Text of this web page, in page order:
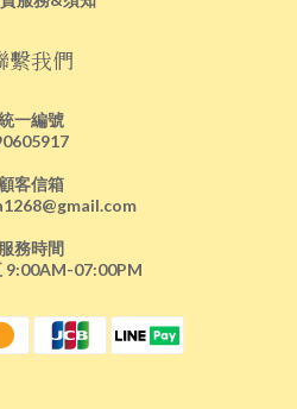
繫我們
一編號
顧客信箱
服務時間
9:00AM-07:00PM